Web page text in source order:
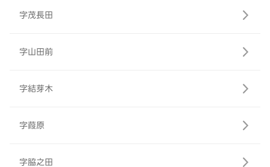
字茂長田
字山田前
字結芽木
字葭原
字脇之田